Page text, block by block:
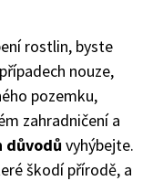
rostlin, byste
nouze,
pozemku,
zahradničení a
důvodů vyhýbejte.
škodí přírodě, a